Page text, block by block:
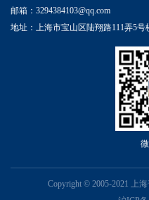
邮箱：3294384103@qq.com
地址：上海市宝山区陆翔路111弄5号
Copyright © 2005-2021 上